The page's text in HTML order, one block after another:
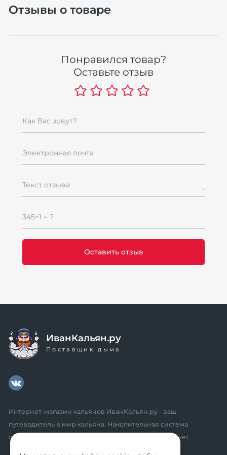
Отзывы о товаре
Понравился товар?
Оставьте отзыв
Как Вас зовут?
Электронная почта
Текст отзыва
345+1 = ?
ИванКальян.ру
Поставщик дыма
Интернет-магазин кальянов ИванКальян.ру - ваш
путеводитель в мир кальяна. Накопительная система
скидок, промокоды, акции. Удобный личный кабинет.